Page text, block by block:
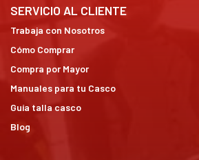
SERVICIO AL CLIENTE
Trabaja con Nosotros
Cómo Comprar
Compra por Mayor
Manuales para tu Casco
Guía talla casco
Blog